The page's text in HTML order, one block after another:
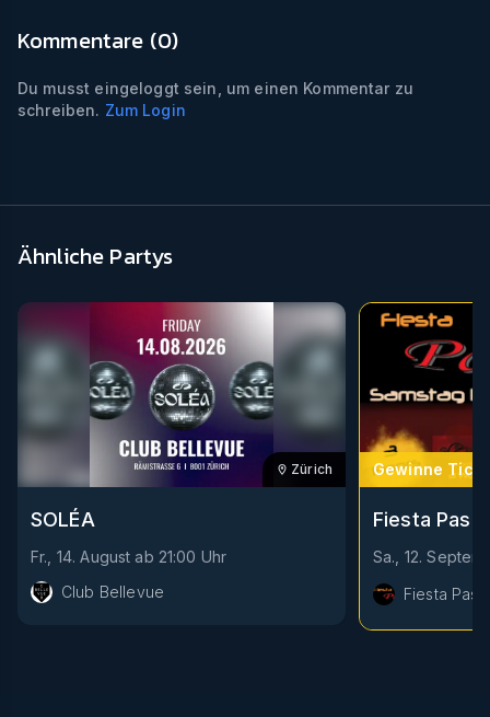
Kommentare (0)
Du musst eingeloggt sein, um einen Kommentar zu
schreiben. Zum Login
Ähnliche Partys
Zürich
SOLÉA
Fr., 14. August ab 21:00 Uhr
Club Bellevue
Gewinne
Fiesta
Sa., 12.
Fiesta